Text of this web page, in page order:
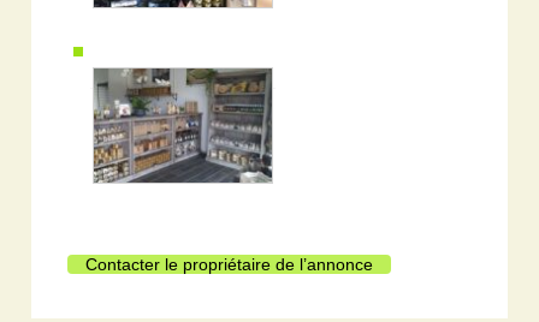
Contacter le propriétaire de l’annonce